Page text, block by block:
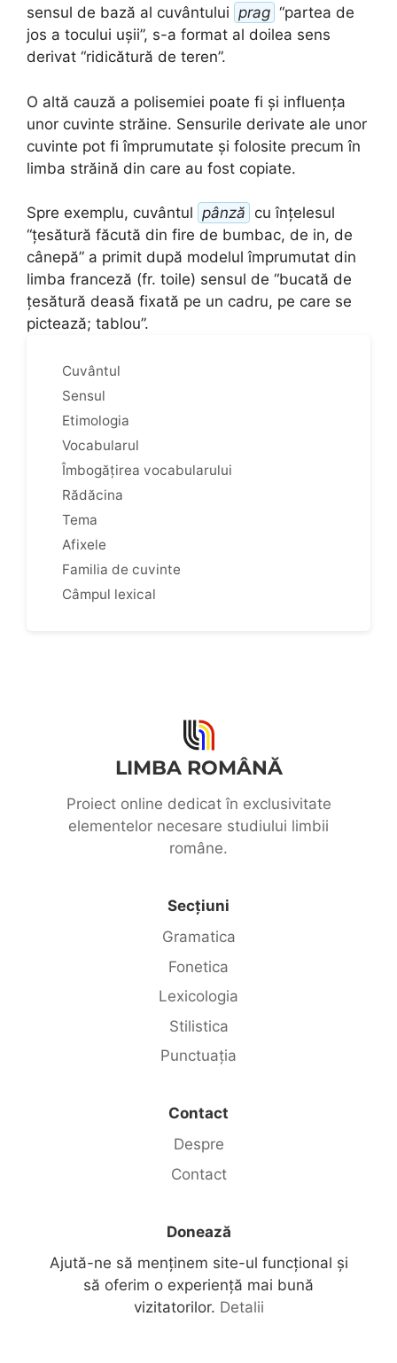
sensul de bază al cuvântului prag “partea de
jos a tocului ușii”, s-a format al doilea sens
derivat “ridicătură de teren”.
O altă cauză a polisemiei poate fi și influența
unor cuvinte străine. Sensurile derivate ale unor
cuvinte pot fi împrumutate și folosite precum în
limba străină din care au fost copiate.
Spre exemplu, cuvântul pânză cu înțelesul
“țesătură făcută din fire de bumbac, de in, de
cânepă” a primit după modelul împrumutat din
limba franceză (fr. toile) sensul de “bucată de
țesătură deasă fixată pe un cadru, pe care se
pictează; tablou”.
Cuvântul
Sensul
Etimologia
Vocabularul
Îmbogățirea vocabularului
Rădăcina
Tema
Afixele
Familia de cuvinte
Câmpul lexical
LIMBA ROMÂNĂ
Proiect online dedicat în exclusivitate
elementelor necesare studiului limbii
române.
Secțiuni
Gramatica
Fonetica
Lexicologia
Stilistica
Punctuația
Contact
Despre
Contact
Donează
Ajută-ne să menținem site-ul funcțional și
să oferim o experiență mai bună
vizitatorilor. Detalii